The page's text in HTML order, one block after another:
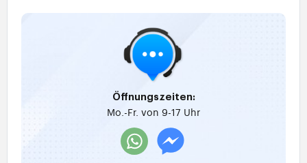
Öffnungszeiten:
Mo.-Fr. von 9-17 Uhr